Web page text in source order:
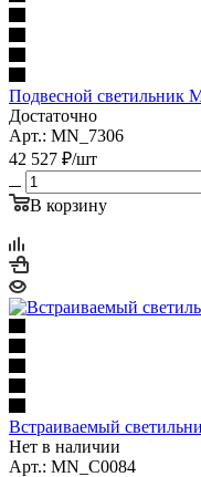
Подвесной светильник
Достаточно
Арт.: MN_7306
42 527 ₽/шт
В корзину
Встраиваемый
Нет в наличии
Арт.: MN_C0084